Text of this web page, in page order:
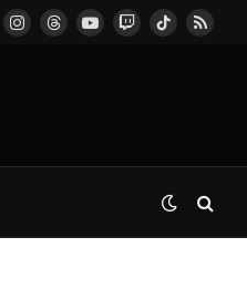
Instagram
ThreadsYouTube
TwitchTikTok
RSS